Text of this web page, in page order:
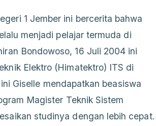
1 Jember ini bercerita bahwa
menjadi pelajar termuda di
Bondowoso, 16 Juli 2004 ini
Elektro (Himatektro) ITS di
Giselle mendapatkan beasiswa
Magister Teknik Sistem
studinya dengan lebih cepat.